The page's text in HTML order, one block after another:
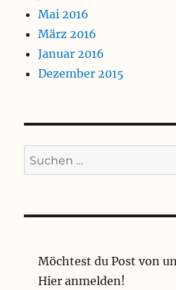
Mai 2016
März 2016
Januar 2016
Dezember 2015
Suchen
nach:
Möchtest du Post von
Hier anmelden!